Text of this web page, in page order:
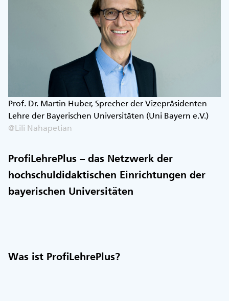
Prof. Dr. Martin Huber, Sprecher der Vizepräsidenten
Lehre der Bayerischen Universitäten (Uni Bayern e.V.)
@Lili Nahapetian
ProfiLehrePlus – das Netzwerk der
hochschuldidaktischen Einrichtungen der
bayerischen Universitäten
Was ist ProfiLehrePlus?